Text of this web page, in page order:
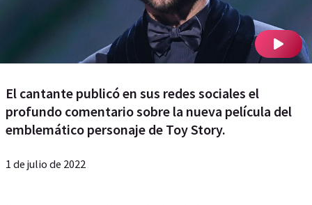
El cantante publicó en sus redes sociales el
profundo comentario sobre la nueva película del
emblemático personaje de Toy Story.
1 de julio de 2022